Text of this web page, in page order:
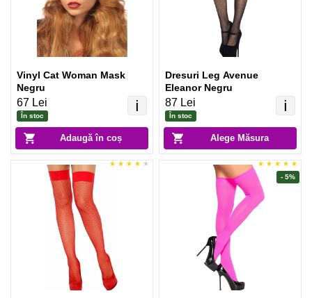
Adaugă în coș
ℹ️
Vinyl Cat Woman Mask
Negru
67 Lei
În stoc
Alege Măsura
ℹ️
Dresuri Leg Avenue
Eleanor Negru
87 Lei
În stoc
- 5%